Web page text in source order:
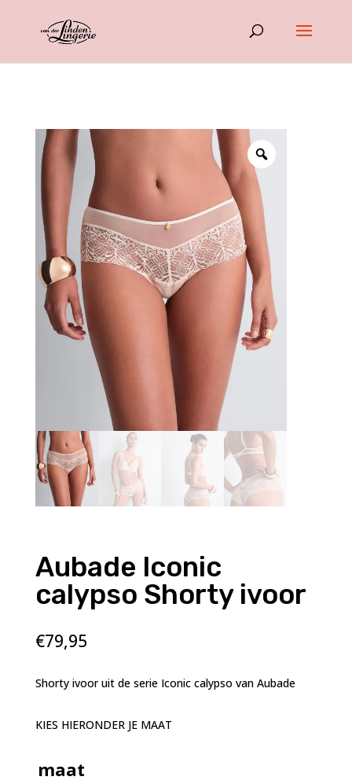
Aubade Iconic
calypso Shorty ivoor
€79,95
Shorty ivoor uit de serie Iconic calypso van Aubade
KIES HIERONDER JE MAAT
maat